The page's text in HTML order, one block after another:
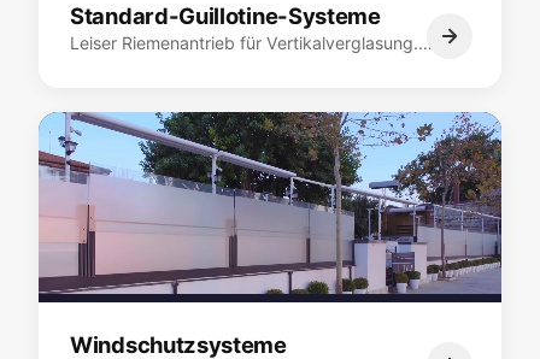
Standard-Guillotine-Systeme
Leiser Riemenantrieb für Vertikalverglasung.…
Windschutzsysteme